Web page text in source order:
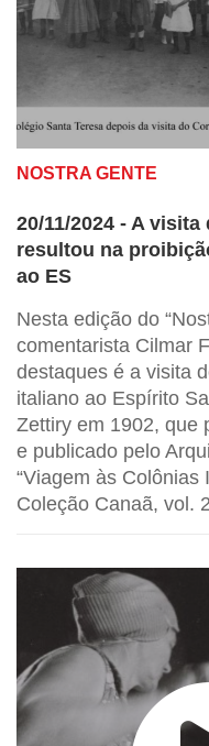
NOSTRA GENTE
20/11/2024 - A
resultou na
ao ES
Nesta edição do
comentarista Cilmar
destaques é a visita
italiano ao Espírito
Zettiry em 1902, que
e publicado pelo
“Viagem às
Coleção Canaã, vol.